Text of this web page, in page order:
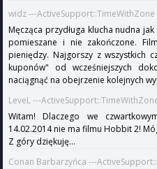
widz ---ActiveSupport::TimeWithZone
Męcząca przydługa klucha nudna
pomieszane i nie zakończone.
pieniędzy. Najgorszy z wszystkich
kuponów" od wcześniejszych
naciągnąć na obejrzenie kolejnych
LeveL ---
Witam! Dlaczego we
14.02.2014 nie ma filmu Hobbit 2!
Z góry dziękuję...
Conan Barbarzyńca ---